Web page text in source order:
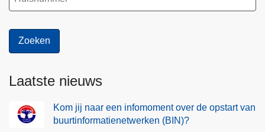
Laatste nieuws
Kom jij naar een infomoment over de opstart van
buurtinformatienetwerken (BIN)?